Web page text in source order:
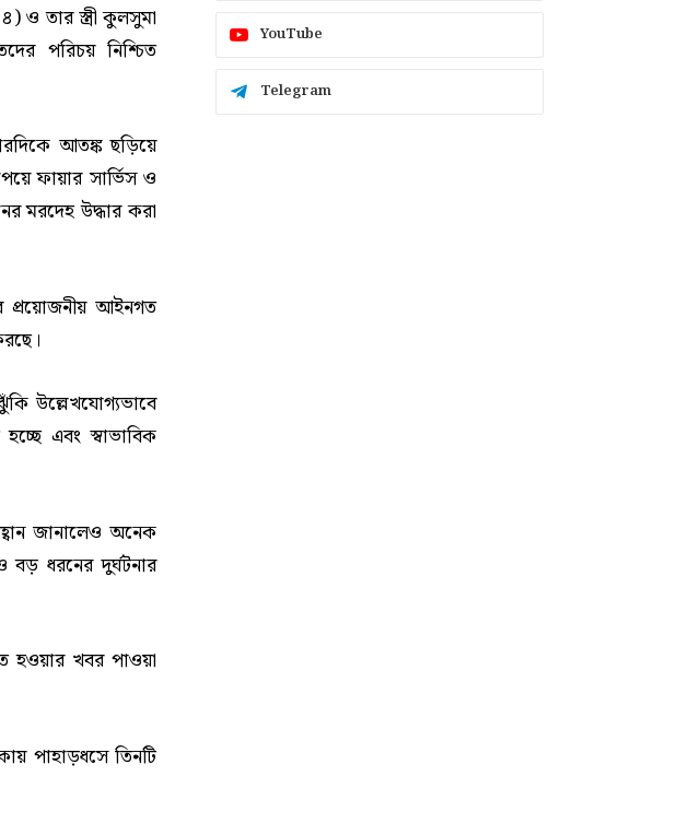
ও তার স্ত্রী কুলসুমা
পরিচয় নিশ্চিত
আতঙ্ক ছড়িয়ে
ফায়ার সার্ভিস ও
মরদেহ উদ্ধার করা
প্রয়োজনীয় আইনগত
উল্লেখযোগ্যভাবে
এবং স্বাভাবিক
জানালেও অনেক
ধরনের দুর্ঘটনার
হওয়ার খবর পাওয়া
পাহাড়ধসে তিনটি
YouTube
Telegram